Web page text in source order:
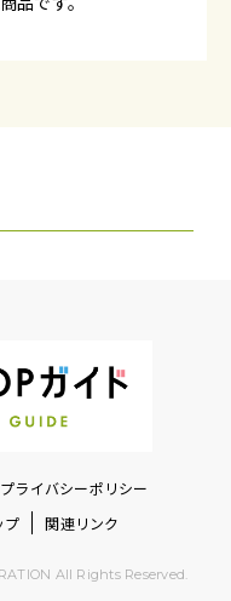
プライバシーポリシー
プ 関連リンク
All Rights Reserved.